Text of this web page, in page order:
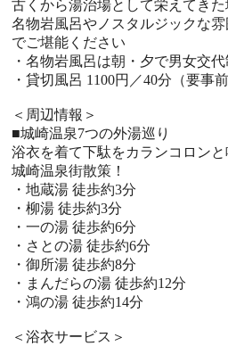
古くから湯治場として栄えてき
名物岩風呂やノスタルジックな
でご堪能ください
・名物岩風呂は朝・夕で男女交代
・貸切風呂 1100円／40分（要事前
＜周辺情報＞
■城崎温泉7つの外湯巡り
浴衣を着て下駄をカランコロン
城崎温泉街散策！
・地蔵湯 徒歩約3分
・柳湯 徒歩約3分
・一の湯 徒歩約6分
・さとの湯 徒歩約6分
・御所湯 徒歩約8分
・まんだらの湯 徒歩約12分
・鴻の湯 徒歩約14分
＜浴衣サービス＞